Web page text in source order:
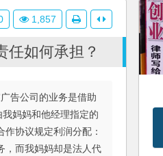
任如何承担？
告公司的业务是借助
妈妈和他经理指定的
协议规定利润分配：
，而我妈妈却是法人代
1,857